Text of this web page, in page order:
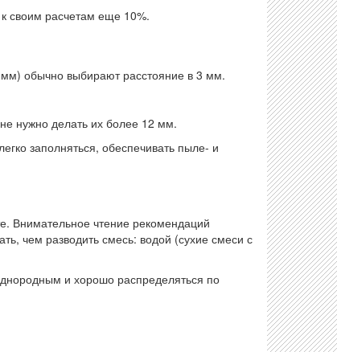
своим расчетам еще 10%.
обычно выбирают расстояние в 3 мм.
нужно делать их более 12 мм.
заполняться, обеспечивать пыле- и
Внимательное чтение рекомендаций
чем разводить смесь: водой (сухие смеси с
и хорошо распределяться по